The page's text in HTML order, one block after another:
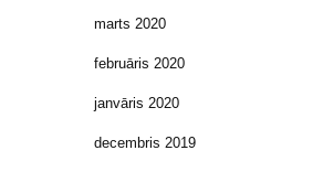
marts 2020
februāris 2020
janvāris 2020
decembris 2019